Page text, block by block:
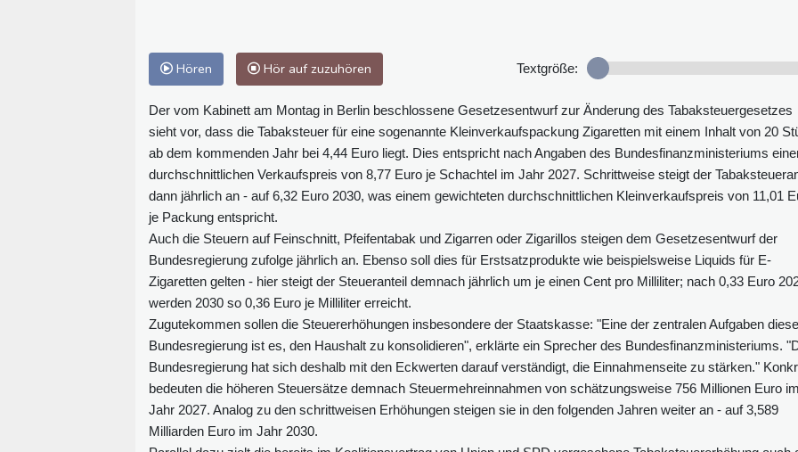
Hören Hör auf zuzuhören Textgröße:
Der vom Kabinett am Montag in Berlin beschlossene Gesetzesentwurf zur Änderung des Tabaksteuergesetzes
sieht vor, dass die Tabaksteuer für eine sogenannte Kleinverkaufspackung Zigaretten mit einem Inhalt von 20
ab dem kommenden Jahr bei 4,44 Euro liegt. Dies entspricht nach Angaben des Bundesfinanzministeriums
durchschnittlichen Verkaufspreis von 8,77 Euro je Schachtel im Jahr 2027. Schrittweise steigt der
dann jährlich an - auf 6,32 Euro 2030, was einem gewichteten durchschnittlichen Kleinverkaufspreis von 11,01
je Packung entspricht.
Auch die Steuern auf Feinschnitt, Pfeifentabak und Zigarren oder Zigarillos steigen dem Gesetzesentwurf der
Bundesregierung zufolge jährlich an. Ebenso soll dies für Erstsatzprodukte wie beispielsweise Liquids für E-
Zigaretten gelten - hier steigt der Steueranteil demnach jährlich um je einen Cent pro Milliliter; nach 0,33 Euro
werden 2030 so 0,36 Euro je Milliliter erreicht.
Zugutekommen sollen die Steuererhöhungen insbesondere der Staatskasse: "Eine der zentralen Aufgaben
Bundesregierung ist es, den Haushalt zu konsolidieren", erklärte ein Sprecher des Bundesfinanzministeriums.
Bundesregierung hat sich deshalb mit den Eckwerten darauf verständigt, die Einnahmenseite zu stärken."
bedeuten die höheren Steuersätze demnach Steuermehreinnahmen von schätzungsweise 756 Millionen Euro im
Jahr 2027. Analog zu den schrittweisen Erhöhungen steigen sie in den folgenden Jahren weiter an - auf 3,589
Milliarden Euro im Jahr 2030.